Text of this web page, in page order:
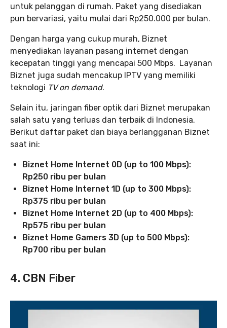
untuk pelanggan di rumah. Paket yang disediakan
pun bervariasi, yaitu mulai dari Rp250.000 per bulan.
Dengan harga yang cukup murah, Biznet
menyediakan layanan pasang internet dengan
kecepatan tinggi yang mencapai 500 Mbps. Layanan
Biznet juga sudah mencakup lPTV yang memiliki
teknologi TV on demand.
Selain itu, jaringan fiber optik dari Biznet merupakan
salah satu yang terluas dan terbaik di Indonesia.
Berikut daftar paket dan biaya berlangganan Biznet
saat ini:
Biznet Home Internet 0D (up to 100 Mbps):
Rp250 ribu per bulan
Biznet Home Internet 1D (up to 300 Mbps):
Rp375 ribu per bulan
Biznet Home Internet 2D (up to 400 Mbps):
Rp575 ribu per bulan
Biznet Home Gamers 3D (up to 500 Mbps):
Rp700 ribu per bulan
4. CBN Fiber